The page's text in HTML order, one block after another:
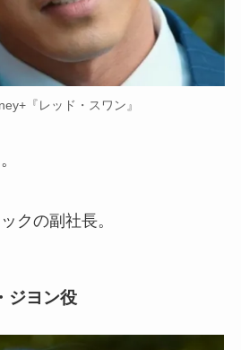
『レッド・スワン』
クの副社長。
ジヨン役